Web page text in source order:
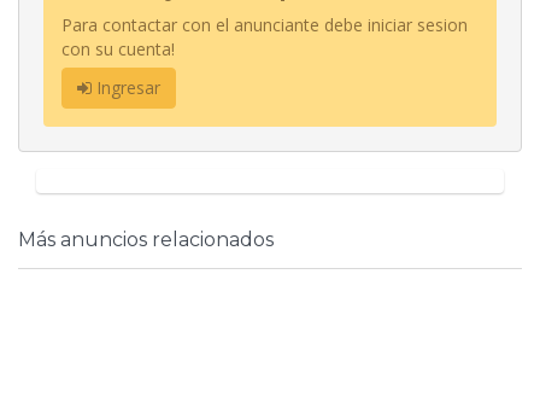
Para contactar con el anunciante debe iniciar sesion
con su cuenta!
Ingresar
Más anuncios relacionados